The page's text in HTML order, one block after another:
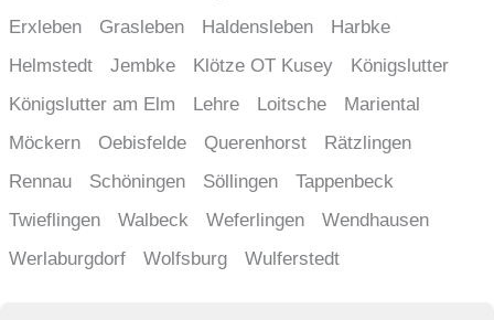
Erxleben
Grasleben Haldensleben
Harbke
Helmstedt
Jembke Klötze OT Kusey
Königslutter
Königslutter am Elm
Lehre Loitsche
Mariental
Möckern
Oebisfelde Querenhorst
Rätzlingen
Rennau
Schöningen Söllingen
Tappenbeck
Twieflingen
Walbeck Weferlingen
Wendhausen
Werlaburgdorf
Wolfsburg Wulferstedt